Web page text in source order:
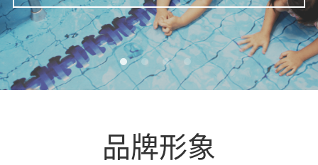
品牌形象
識別系統
聖像繪製
品牌形象
實驗筆記本